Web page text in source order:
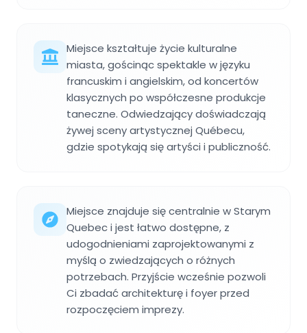
Miejsce kształtuje życie kulturalne
miasta, gościnąc spektakle w języku
francuskim i angielskim, od koncertów
klasycznych po współczesne produkcje
taneczne. Odwiedzający doświadczają
żywej sceny artystycznej Québecu,
gdzie spotykają się artyści i publiczność.
Miejsce znajduje się centralnie w Starym
Quebec i jest łatwo dostępne, z
udogodnieniami zaprojektowanymi z
myślą o zwiedzających o różnych
potrzebach. Przyjście wcześnie pozwoli
Ci zbadać architekturę i foyer przed
rozpoczęciem imprezy.